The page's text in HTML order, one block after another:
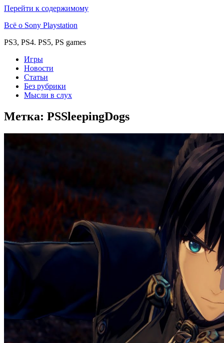
Перейти к содержимому
Всё о Sony Playstation
PS3, PS4. PS5, PS games
Игры
Новости
Статьи
Без рубрики
Мысли в слух
Метка: PSSleepingDogs